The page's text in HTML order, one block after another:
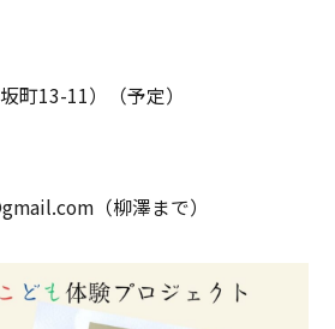
町13-11）（予定）
（柳澤まで）